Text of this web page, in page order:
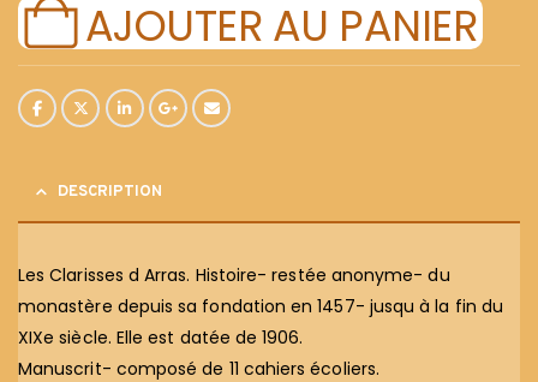
AJOUTER AU PANIER
DESCRIPTION
Les Clarisses d Arras. Histoire- restée anonyme- du
monastère depuis sa fondation en 1457- jusqu à la fin du
XIXe siècle. Elle est datée de 1906.
Manuscrit- composé de 11 cahiers écoliers.